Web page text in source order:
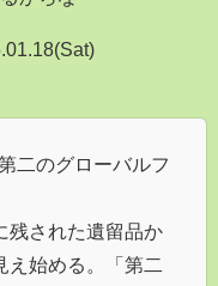
二のグローバルフ
残された遺留品か
え始める。「第二